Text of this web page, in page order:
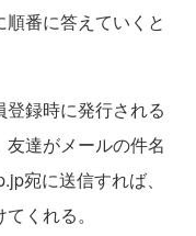
番に答えていくと
録時に発行される
達がメールの件名
宛に送信すれば、
くれる。